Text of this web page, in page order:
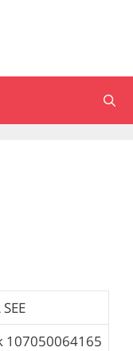
107050064165